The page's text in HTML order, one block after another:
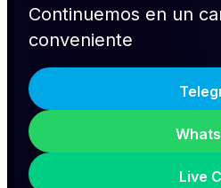
Continuemos en un
conveniente
Live